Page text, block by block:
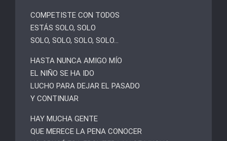
COMPETISTE CON TODOS
ESTÁS SOLO, SOLO
SOLO, SOLO, SOLO, SOLO…
HASTA NUNCA AMIGO MÍO
EL NIÑO SE HA IDO
LUCHO PARA DEJAR EL PASADO
Y CONTINUAR
HAY MUCHA GENTE
QUE MERECE LA PENA CONOCER